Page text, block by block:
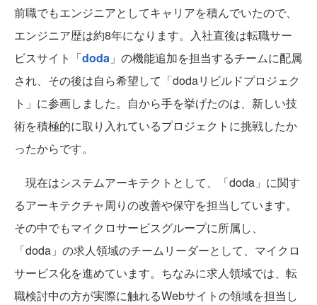
前職でもエンジニアとしてキャリアを積んでいたので、
エンジニア歴は約8年になります。入社直後は転職サー
ビスサイト「doda 」の機能追加を担当するチームに配属
され、その後は自ら希望して「dodaリビルドプロジェク
ト」に参画しました。自から手を挙げたのは、新しい技
術を積極的に取り入れているプロジェクトに挑戦したか
ったからです。
現在はシステムアーキテクトとして、「doda」に関す
るアーキテクチャ周りの改善や保守を担当しています。
その中でもマイクロサービスグループに所属し、
「doda」の求人領域のチームリーダーとして、マイクロ
サービス化を進めています。ちなみに求人領域では、転
職検討中の方が実際に触れるWebサイトの領域を担当し